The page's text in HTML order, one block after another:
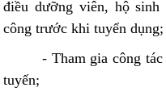
điều dưỡng viên, hộ
công trước khi tuyển dụng;
- Tham gia công
tuyến;